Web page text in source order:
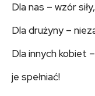
Dla nas – wzór
Dla drużyny –
Dla innych kobiet
je spełniać!